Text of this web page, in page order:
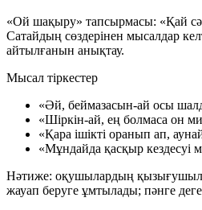
«Ой шақыру» тапсырмасы: «Қай
Сатайдың сөздерінен мысалдар
айтылғанын анықтау.
Мысал тіркестер
«Әй, беймазасын-ай осы
«Шіркін-ай, ең болмаса он
«Қара ішікті оранып ап,
«Мұндайда қасқыр кездесуі
Нәтиже: оқушылардың
жауап беруге ұмтылады; пәнге